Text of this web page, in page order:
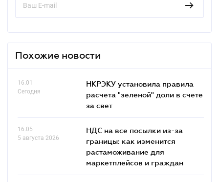
Похожие новости
16.01
Сегодня
НКРЭКУ установила правила
расчета "зеленой" доли в счете
за свет
16.05
5 августа 2026
НДС на все посылки из-за
границы: как изменится
растаможивание для
маркетплейсов и граждан